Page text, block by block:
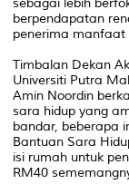
berpendapatan
penerima manfaat
Timbalan Dekan
Universiti Putra
Amin Noordin
sara hidup yang
bandar, beberapa
Bantuan Sara
isi rumah untuk
RM40